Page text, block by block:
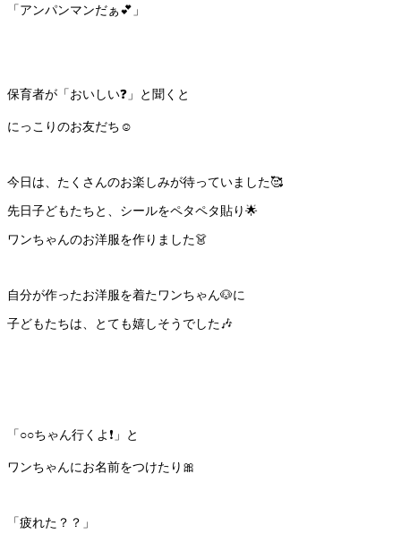
「アンパンマンだぁ💕」
保育者が「おいしい❓」と聞くと
にっこりのお友だち☺️
今日は、たくさんのお楽しみが待っていました🥰
先日子どもたちと、シールをペタペタ貼り🌟
ワンちゃんのお洋服を作りました👗
自分が作ったお洋服を着たワンちゃん🐶に
子どもたちは、とても嬉しそうでした🎶
「○○ちゃん行くよ❗️」と
ワンちゃんにお名前をつけたり🎀
「疲れた？？」